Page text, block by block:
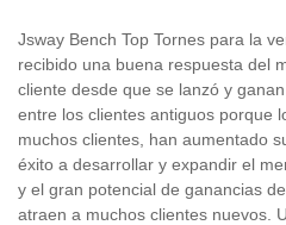
Jsway Bench Top Tornes para la
recibido una buena respuesta del
cliente desde que se lanzó y
entre los clientes antiguos porque
muchos clientes, han aumentado
éxito a desarrollar y expandir el
y el gran potencial de ganancias
atraen a muchos clientes nuevos.